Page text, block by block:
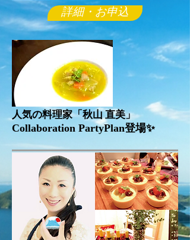
詳細・お申込
人気の料理家「秋山 直美」
Collaboration PartyPlan登場✨